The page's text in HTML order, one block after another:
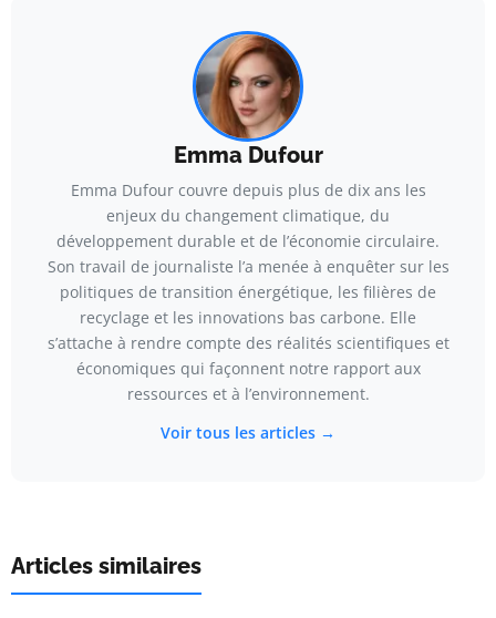
Emma Dufour
Emma Dufour couvre depuis plus de dix ans les
enjeux du changement climatique, du
développement durable et de l’économie circulaire.
Son travail de journaliste l’a menée à enquêter sur les
politiques de transition énergétique, les filières de
recyclage et les innovations bas carbone. Elle
s’attache à rendre compte des réalités scientifiques et
économiques qui façonnent notre rapport aux
ressources et à l’environnement.
Voir tous les articles →
Articles similaires